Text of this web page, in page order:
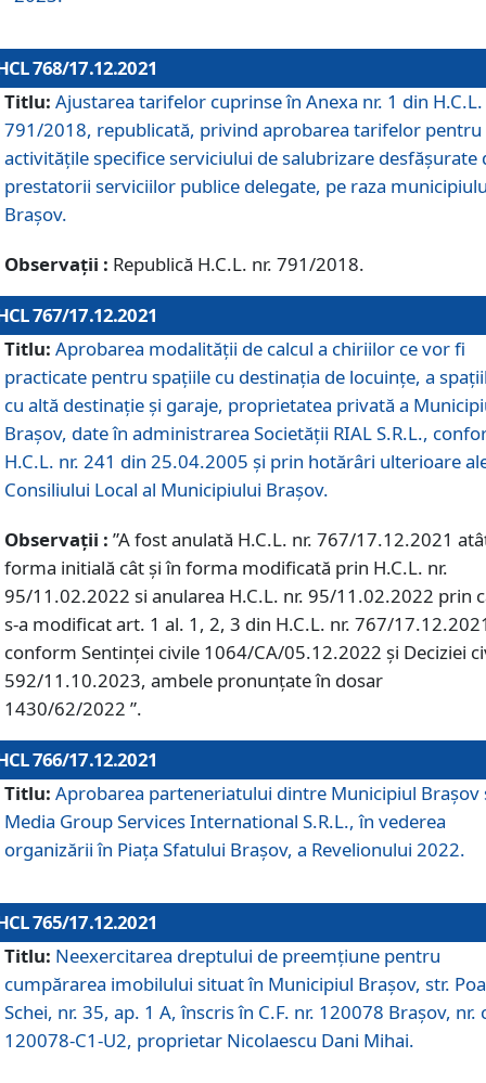
768/17.12.2021
Titlu: Ajustarea tarifelor cuprinse în Anexa nr. 1 din H.C.L.
791/2018, republicată, privind aprobarea tarifelor pentru
activităţile specifice serviciului de salubrizare desfăşurate
prestatorii serviciilor publice delegate, pe raza
Braşov.
Observații : Republică H.C.L. nr. 791/2018.
767/17.12.2021
Titlu: Aprobarea modalității de calcul a chiriilor ce vor fi
practicate pentru spaţiile cu destinaţia de locuinţe, a
cu altă destinaţie şi garaje, proprietatea privată a
Braşov, date în administrarea Societăţii RIAL S.R.L.,
H.C.L. nr. 241 din 25.04.2005 și prin hotărâri ulterioare
Consiliului Local al Municipiului Braşov.
Observații : ”A fost anulată H.C.L. nr. 767/17.12.2021
forma initială cât și în forma modificată prin H.C.L. nr.
95/11.02.2022 si anularea H.C.L. nr. 95/11.02.2022 prin
s-a modificat art. 1 al. 1, 2, 3 din H.C.L. nr. 767/
conform Sentinței civile 1064/CA/05.12.2022 și Deciziei
592/11.10.2023, ambele pronunțate în dosar
1430/62/2022 ”.
766/17.12.2021
Titlu: Aprobarea parteneriatului dintre Municipiul Brașov
Media Group Services International S.R.L., în vederea
organizării în Piața Sfatului Brașov, a Revelionului 2022.
765/17.12.2021
Titlu: Neexercitarea dreptului de preemţiune pentru
cumpărarea imobilului situat în Municipiul Braşov, str.
Schei, nr. 35, ap. 1 A, înscris în C.F. nr. 120078 Brașov, nr.
120078-C1-U2, proprietar Nicolaescu Dani Mihai.